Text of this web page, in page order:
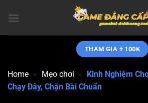
qua
THAM GIA + 100K
Home » Mẹo chơi » Kinh Nghiệm
Chạy Dây, Chặn Bài Chuẩn